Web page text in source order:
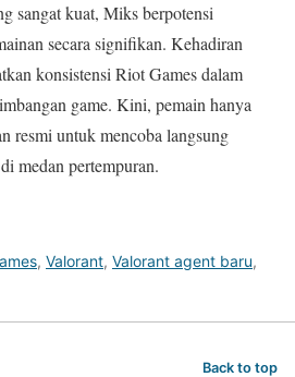
sangat kuat, Miks berpotensi
secara signifikan. Kehadiran
konsistensiRiot Gamesdalam
game. Kini, pemain hanya
resmi untuk mencoba langsung
medan pertempuran.
, Valorant, Valorant agent baru,
Back to top